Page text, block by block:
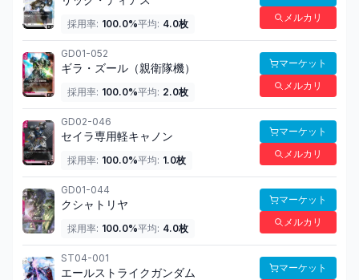
採用率: 100.0%平均: 4.0枚
メルカリ
GD01-052
ギラ・ズール（親衛隊機）
採用率: 100.0%平均: 2.0枚
マーケット
メルカリ
GD02-046
セイラ専用軽キャノン
採用率: 100.0%平均: 1.0枚
マーケット
メルカリ
GD01-044
クシャトリヤ
採用率: 100.0%平均: 4.0枚
マーケット
メルカリ
ST04-001
エールストライクガンダム
マーケット